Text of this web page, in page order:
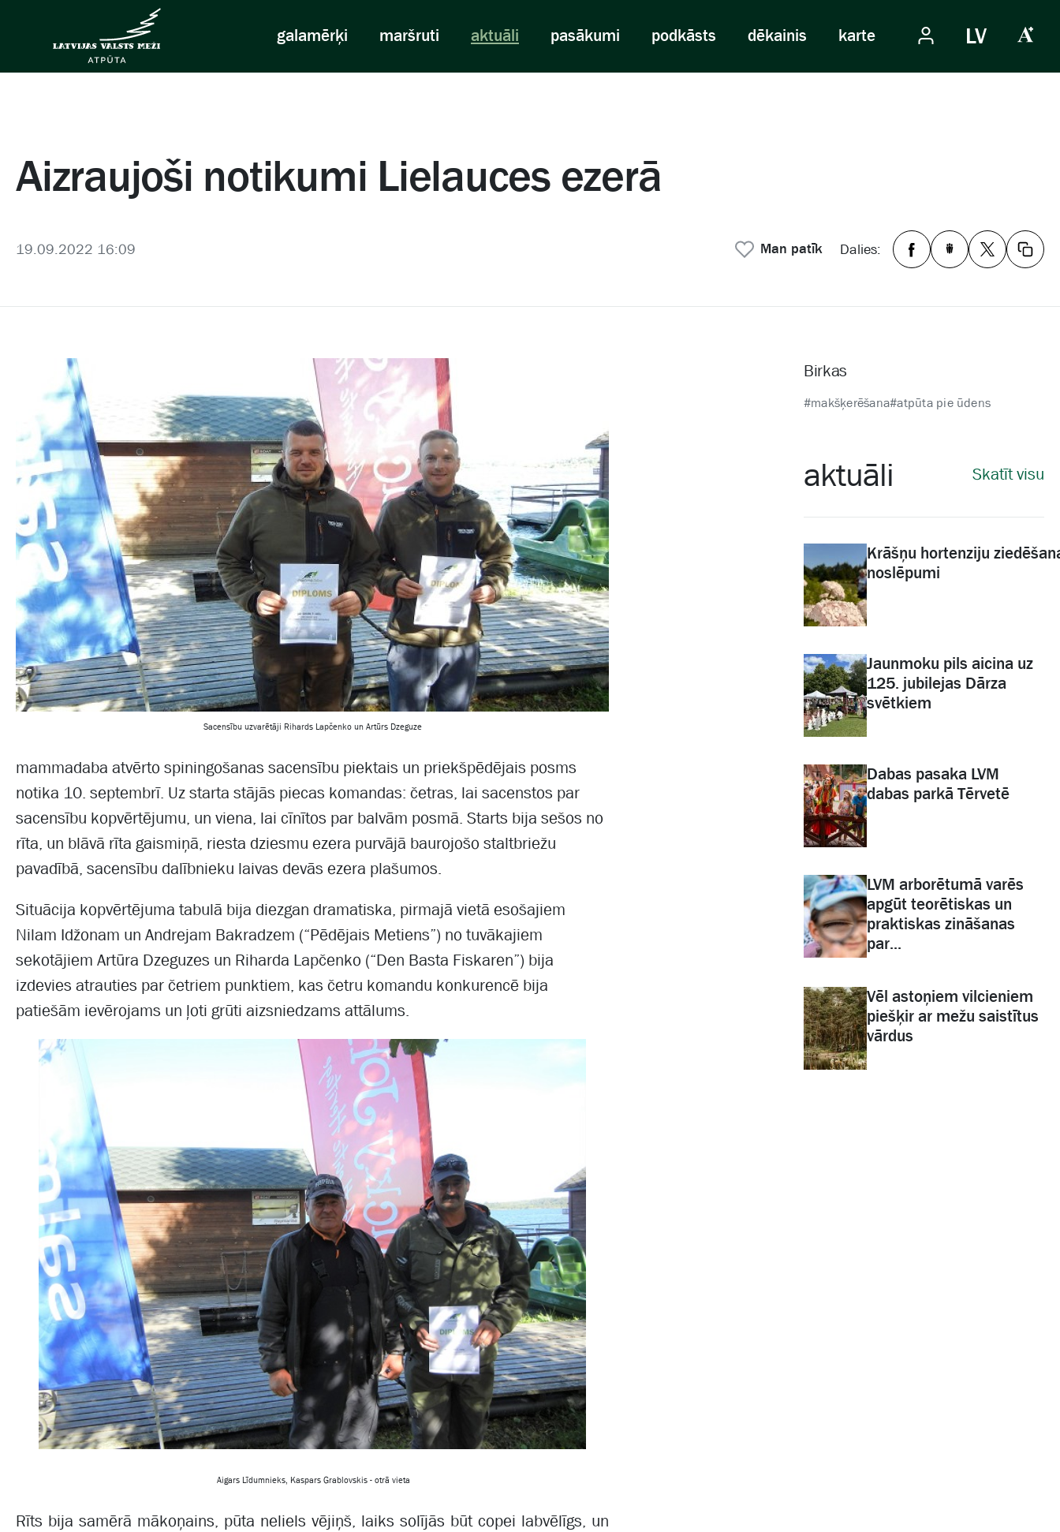
galamērķi maršruti aktuāli pasākumi podkāsts dēkainis karte LV
Aizraujoši notikumi Lielauces ezerā
19.09.2022 16:09 Man patīk Dalies:
Sacensību uzvarētāji Rihards Lapčenko un Artūrs Dzeguze
mammadaba atvērto spiningošanas sacensību piektais un priekšpēdējais posms
notika 10. septembrī. Uz starta stājās piecas komandas: četras, lai sacenstos par
sacensību kopvērtējumu, un viena, lai cīnītos par balvām posmā. Starts bija sešos no
rīta, un blāvā rīta gaismiņā, riesta dziesmu ezera purvājā baurojošo staltbriežu
pavadībā, sacensību dalībnieku laivas devās ezera plašumos.
Situācija kopvērtējuma tabulā bija diezgan dramatiska, pirmajā vietā esošajiem
Nilam Idžonam un Andrejam Bakradzem (“Pēdējais Metiens”) no tuvākajiem
sekotājiem Artūra Dzeguzes un Riharda Lapčenko (“Den Basta Fiskaren”) bija
izdevies atrauties par četriem punktiem, kas četru komandu konkurencē bija
patiešām ievērojams un ļoti grūti aizsniedzams attālums.
Aigars Līdumnieks, Kaspars Grablovskis - otrā vieta
Rīts bija samērā mākoņains, pūta neliels vējiņš, laiks solījās būt copei labvēlīgs, un
Birkas
#makšķerēšana#atpūta pie ūdens
aktuāli Skatīt visu
Krāšņu hortenziju
noslēpumi
Jaunmoku pils aicina uz
125. jubilejas Dārza
svētkiem
Dabas pasaka LVM
dabas parkā Tērvetē
LVM arborētumā varēs
apgūt teorētiskas un
praktiskas zināšanas
par...
Vēl astoņiem vilcieniem
piešķir ar mežu saistītus
vārdus